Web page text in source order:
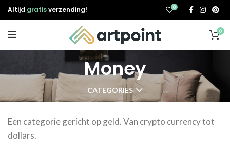
Altijd gratisverzending! 0
0
Money
CATEGORIES
Een categorie gericht op geld. Van crypto currency tot
dollars.